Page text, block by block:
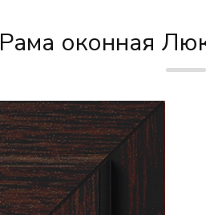
Рама оконная